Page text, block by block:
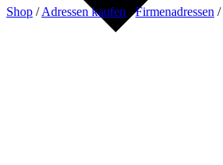
Shop /Adressen kaufen /Firmenadressen /